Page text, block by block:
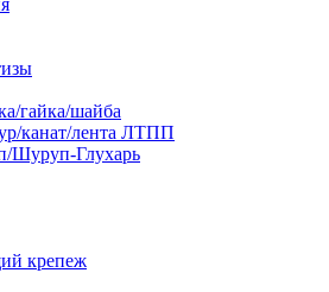
гайка/шайба
канат/лента ЛТПП
Шуруп-Глухарь
крепеж